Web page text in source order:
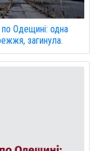
по Одещині: одна
загинула.